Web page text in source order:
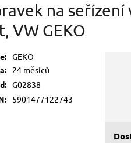
na
VW GEKO
GEKO
24 měsíců
G02838
5901477122743